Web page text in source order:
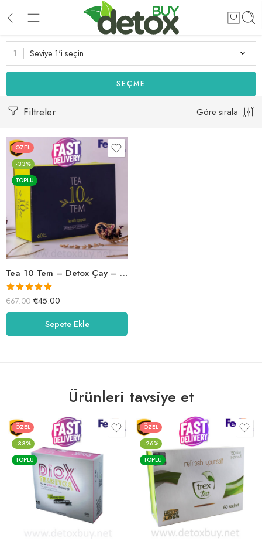
Seviye 1'i seçin
SEÇME
Filtreler Göre sırala
ÖZEL
-33%
TOPLU
Tea 10 Tem – Detox Çay – Tea10Tea
5 üzerinden
5.00oy aldı
€67.00 €45.00
Sepete Ekle
Ürünleri tavsiye et
ÖZEL
-33%
TOPLU
ÖZEL
-26%
TOPLU